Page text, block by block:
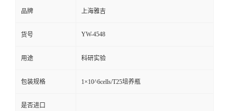
品牌 上海雅吉
货号 YW-4548
用途 科研实验
包装规格 1×10^6cells/T25培养瓶
是否进口